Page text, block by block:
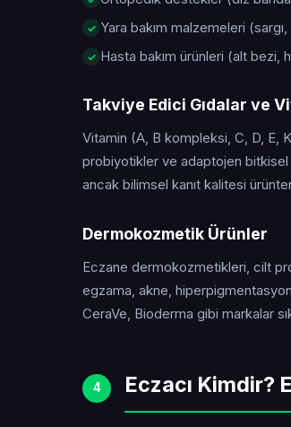
Yara bakım malzemeleri
Hasta bakım ürünleri (alt bezi,
Takviye Edici Gıdalar ve
Vitamin (A, B kompleksi, C, D, E,
probiyotikler ve adaptojen
ancak bilimsel kanıt kalitesi
Dermokozmetik Ürünler
Eczane dermokozmetikleri, cilt
egzama, akne,
CeraVe, Bioderma gibi markalar
4 Eczacı Kimdir?